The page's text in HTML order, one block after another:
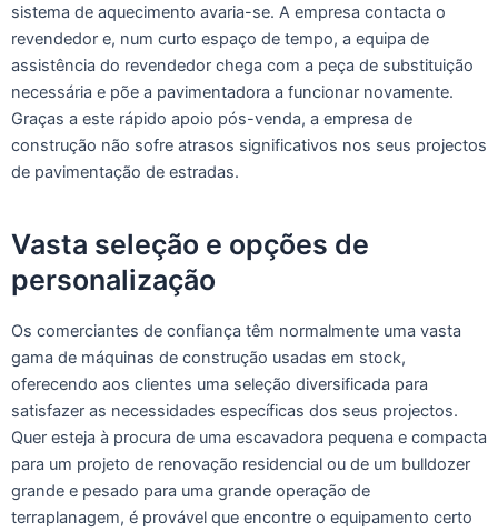
sistema de aquecimento avaria-se. A empresa contacta o
revendedor e, num curto espaço de tempo, a equipa de
assistência do revendedor chega com a peça de substituição
necessária e põe a pavimentadora a funcionar novamente.
Graças a este rápido apoio pós-venda, a empresa de
construção não sofre atrasos significativos nos seus projectos
de pavimentação de estradas.
Vasta seleção e opções de
personalização
Os comerciantes de confiança têm normalmente uma vasta
gama de máquinas de construção usadas em stock,
oferecendo aos clientes uma seleção diversificada para
satisfazer as necessidades específicas dos seus projectos.
Quer esteja à procura de uma escavadora pequena e compacta
para um projeto de renovação residencial ou de um bulldozer
grande e pesado para uma grande operação de
terraplanagem, é provável que encontre o equipamento certo